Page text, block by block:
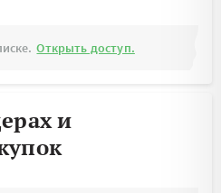
Открыть доступ.
и